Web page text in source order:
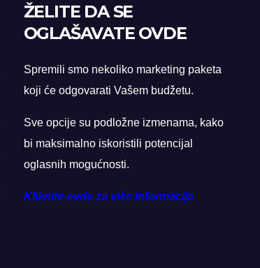
ŽELITE DA SE
OGLAŠAVATE OVDE
Spremili smo nekoliko marketing paketa
koji će odgovarati Vašem budžetu.
Sve opcije su podložne izmenama, kako
bi maksimalno iskoristili potencijal
oglasnih mogućnosti.
Kliknite ovde za više informacija